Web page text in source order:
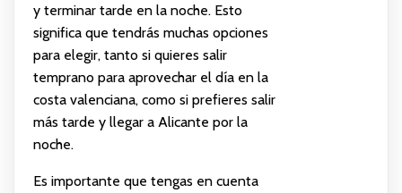
y terminar tarde en la noche. Esto
significa que tendrás muchas opciones
para elegir, tanto si quieres salir
temprano para aprovechar el día en la
costa valenciana, como si prefieres salir
más tarde y llegar a Alicante por la
noche.
Es importante que tengas en cuenta